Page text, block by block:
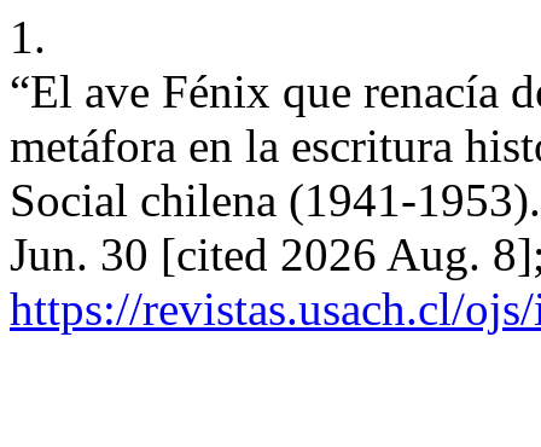
1.
“El ave Fénix que renacía
metáfora en la escritura
Social chilena (1941-
Jun. 30 [cited 2026 Aug.
https://revistas.usach.cl/